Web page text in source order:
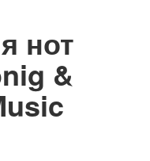
нот
&